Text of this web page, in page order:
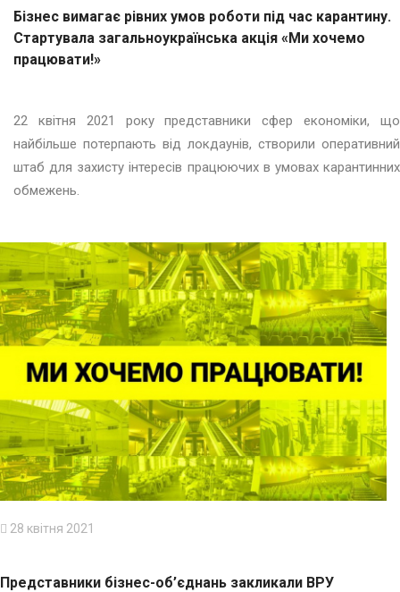
Бізнес вимагає рівних умов роботи під час карантину.
Стартувала загальноукраїнська акція «Ми хочемо
працювати!»
22 квітня 2021 року представники сфер економіки, що
найбільше потерпають від локдаунів, створили оперативний
штаб для захисту інтересів працюючих в умовах карантинних
обмежень.
28 квітня 2021
Представники бізнес-об’єднань закликали ВРУ